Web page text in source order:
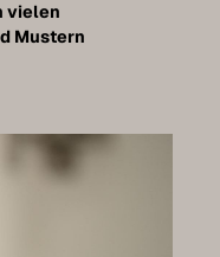
vielen
Mustern